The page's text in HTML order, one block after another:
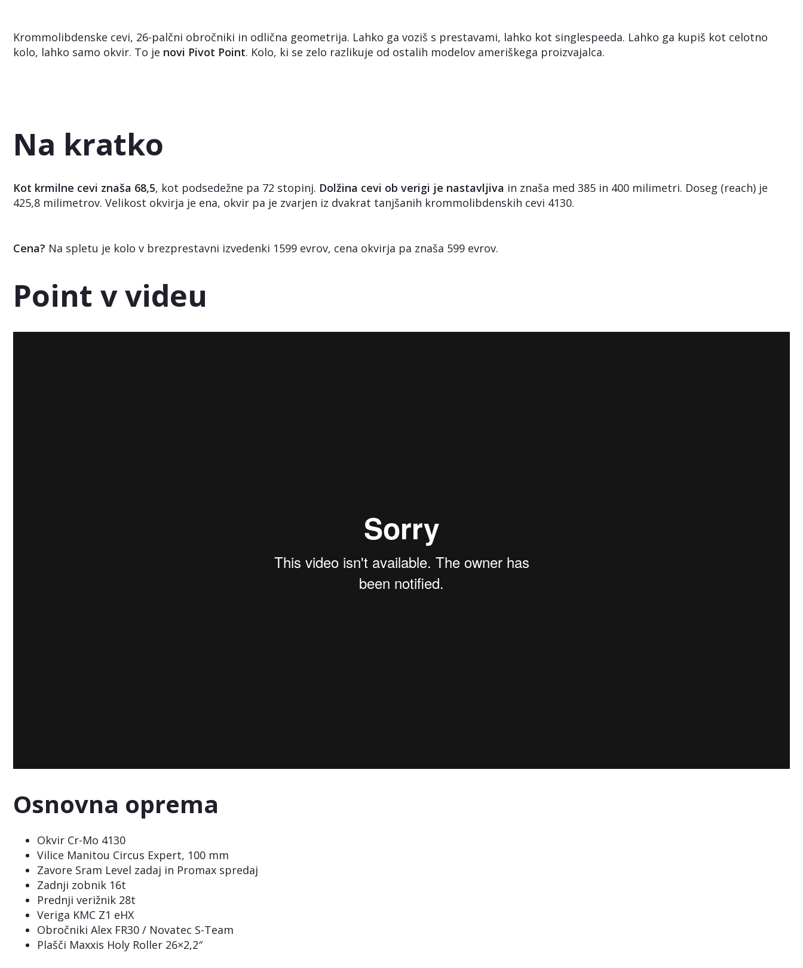
Krommolibdenske cevi, 26-palčni obročniki in odlična geometrija. Lahko ga voziš s prestavami, lahko kot singlespeeda. Lahko ga kupiš kot celotno
kolo, lahko samo okvir. To je novi Pivot Point. Kolo, ki se zelo razlikuje od ostalih modelov ameriškega proizvajalca.
Na kratko
Kot krmilne cevi znaša 68,5, kot podsedežne pa 72 stopinj. Dolžina cevi ob verigi je nastavljiva in znaša med 385 in 400 milimetri. Doseg (reach) je
425,8 milimetrov. Velikost okvirja je ena, okvir pa je zvarjen iz dvakrat tanjšanih krommolibdenskih cevi 4130.
Cena? Na spletu je kolo v brezprestavni izvedenki 1599 evrov, cena okvirja pa znaša 599 evrov.
Point v videu
Osnovna oprema
Okvir Cr-Mo 4130
Vilice Manitou Circus Expert, 100 mm
Zavore Sram Level zadaj in Promax spredaj
Zadnji zobnik 16t
Prednji verižnik 28t
Veriga KMC Z1 eHX
Obročniki Alex FR30 / Novatec S-Team
Plašči Maxxis Holy Roller 26×2,2″